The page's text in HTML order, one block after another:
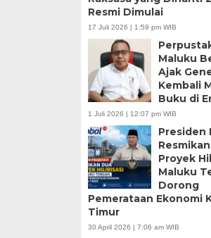
Resmi Dimulai
17 Juli 2026 | 1:59 pm WIB
Maluku
Ajak
Kembali
Buku di
1 Juli 2026 | 12:07 pm WIB
Presiden
Proyek
Maluku
Dorong
Pemerataan Ekonomi
Timur
30 April 2026 | 7:06 am WIB